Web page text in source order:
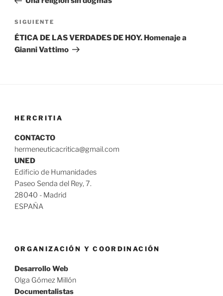
entradas
Siguiente
entrada
SIGUIENTE
ÉTICA DE LAS VERDADES DE HOY. Homenaje a
Gianni Vattimo
HERCRITIA
CONTACTO
hermeneuticacritica@gmail.com
UNED
Edificio de Humanidades
Paseo Senda del Rey, 7.
28040 - Madrid
ESPAÑA
ORGANIZACIÓN Y COORDINACIÓN
Desarrollo Web
Olga Gómez Millón
Documentalistas